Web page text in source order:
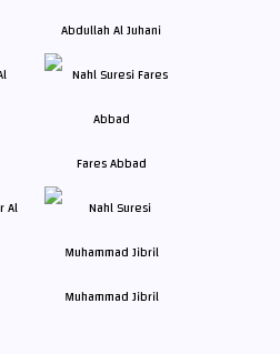
Abdullah Al Juhani
Fares Abbad
Muhammad Jibril